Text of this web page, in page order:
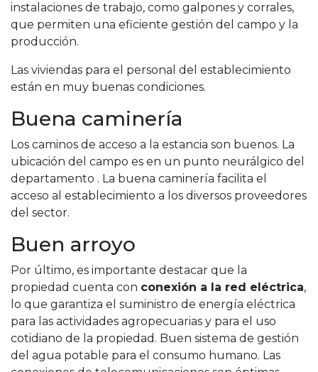
instalaciones de trabajo, como galpones y corrales,
que permiten una eficiente gestión del campo y la
producción.
Las viviendas para el personal del establecimiento
están en muy buenas condiciones.
Buena caminería
Los caminos de acceso a la estancia son buenos. La
ubicación del campo es en un punto neurálgico del
departamento . La buena caminería facilita el
acceso al establecimiento a los diversos proveedores
del sector.
Buen arroyo
Por último, es importante destacar que la
propiedad cuenta con conexión a la red eléctrica,
lo que garantiza el suministro de energía eléctrica
para las actividades agropecuarias y para el uso
cotidiano de la propiedad. Buen sistema de gestión
del agua potable para el consumo humano. Las